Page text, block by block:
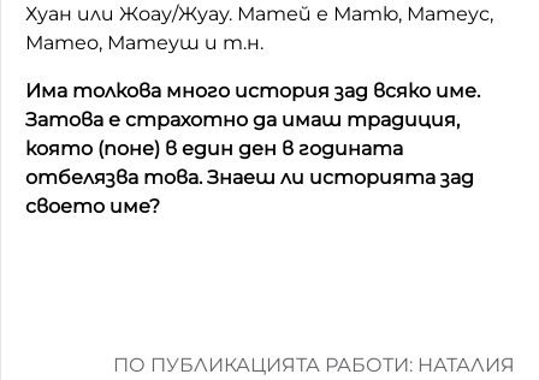
Хуан или Жоау/Жуау. Матей е Матю, Матеус,
Матео, Матеуш и т.н.
Има толкова много история зад всяко име.
Затова е страхотно да имаш традиция,
която (поне) в един ден в годината
отбелязва това. Знаеш ли историята зад
своето име?
ПО ПУБЛИКАЦИЯТА РАБОТИ: НАТАЛИЯ